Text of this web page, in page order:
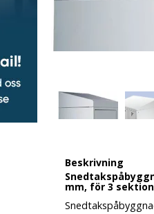
Beskrivning
mm, för 3